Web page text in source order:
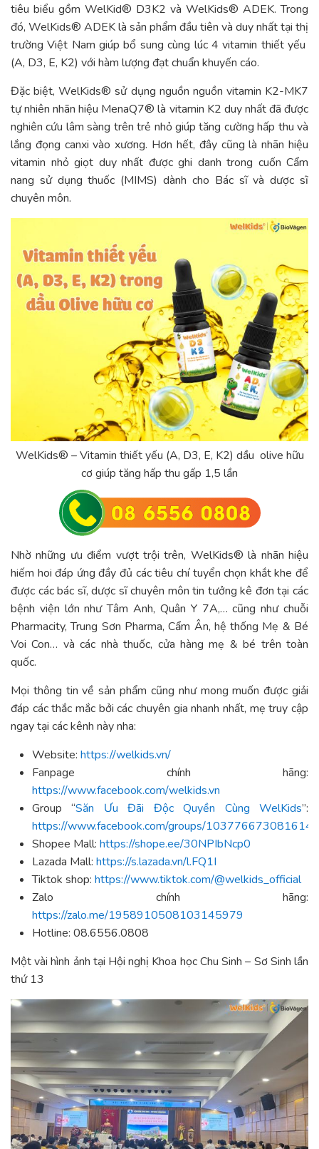
tiêu biểu gồm WelKid® D3K2 và WelKids® ADEK. Trong
đó, WelKids® ADEK là sản phẩm đầu tiên và duy nhất tại thị
trường Việt Nam giúp bổ sung cùng lúc 4 vitamin thiết yếu
(A, D3, E, K2) với hàm lượng đạt chuẩn khuyến cáo.
Đặc biệt, WelKids® sử dụng nguồn nguồn vitamin K2-MK7
tự nhiên nhãn hiệu MenaQ7® là vitamin K2 duy nhất đã được
nghiên cứu lâm sàng trên trẻ nhỏ giúp tăng cường hấp thu và
lắng đọng canxi vào xương. Hơn hết, đây cũng là nhãn hiệu
vitamin nhỏ giọt duy nhất được ghi danh trong cuốn Cẩm
nang sử dụng thuốc (MIMS) dành cho Bác sĩ và dược sĩ
chuyên môn.
WelKids® – Vitamin thiết yếu (A, D3, E, K2) dầu olive hữu
cơ giúp tăng hấp thu gấp 1,5 lần
Nhờ những ưu điểm vượt trội trên, WelKids® là nhãn hiệu
hiếm hoi đáp ứng đầy đủ các tiêu chí tuyển chọn khắt khe để
được các bác sĩ, dược sĩ chuyên môn tin tưởng kê đơn tại các
bệnh viện lớn như Tâm Anh, Quân Y 7A,… cũng như chuỗi
Pharmacity, Trung Sơn Pharma, Cẩm Ân, hệ thống Mẹ & Bé
Voi Con… và các nhà thuốc, cửa hàng mẹ & bé trên toàn
quốc.
Mọi thông tin về sản phẩm cũng như mong muốn được giải
đáp các thắc mắc bởi các chuyên gia nhanh nhất, mẹ truy cập
ngay tại các kênh này nha:
Website: https://welkids.vn/
Fanpage chính hãng:
https://www.facebook.com/welkids.vn
Group “Săn Ưu Đãi Độc Quyền Cùng WelKids”:
https://www.facebook.com/groups/1037766730816140
Shopee Mall: https://shope.ee/30NPIbNcp0
Lazada Mall: https://s.lazada.vn/l.FQ1I
Tiktok shop: https://www.tiktok.com/@welkids_official
Zalo chính hãng:
https://zalo.me/1958910508103145979
Hotline: 08.6556.0808
Một vài hình ảnh tại Hội nghị Khoa học Chu Sinh – Sơ Sinh lần
thứ 13